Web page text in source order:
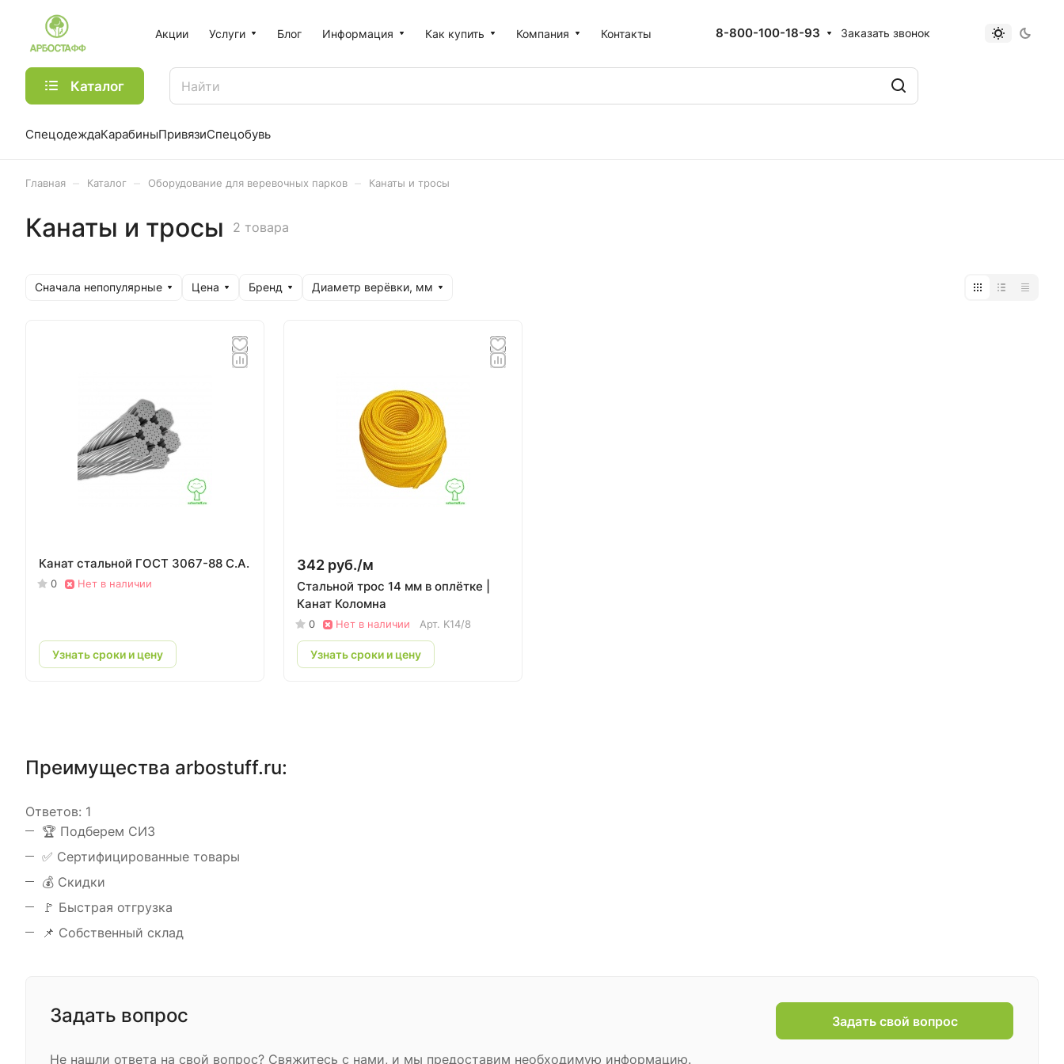
Акции Услуги Блог Информация Как купить Компания Контакты 8-800-100-18-93 Заказать звонок
Каталог
СпецодеждаКарабиныПривязиСпецобувь
Главная Каталог Оборудование для веревочных парков Канаты и тросы
Канаты и тросы 2 товара
Сначала непопулярные Цена Бренд Диаметр верёвки, мм
Канат стальной ГОСТ 3067-88 С.А.
0 Нет в наличии
Узнать сроки и цену
342 руб./м
Стальной трос 14 мм в оплётке |
Канат Коломна
0 Нет в наличии Арт. K14/8
Узнать сроки и цену
Преимущества arbostuff.ru:
Ответов: 1
️🏆 Подберем СИЗ
✅ Сертифицированные товары
💰 Скидки
🚩 Быстрая отгрузка
📌 Собственный склад
Задать вопрос
Не нашли ответа на свой вопрос? Свяжитесь с нами, и мы предоставим необходимую информацию.
Задать свой вопрос